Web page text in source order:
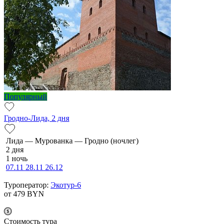
Популярный
Гродно-Лида, 2 дня
Ли­да — Мурованка — Грод­но (ночлег)
2 дня
1 ночь
07.11 28.11 26.12
Туроператор: Экотур-6
от 479 BYN
Cтоимость тура